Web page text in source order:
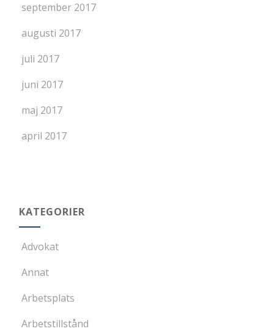
september 2017
augusti 2017
juli 2017
juni 2017
maj 2017
april 2017
KATEGORIER
Advokat
Annat
Arbetsplats
Arbetstillstånd